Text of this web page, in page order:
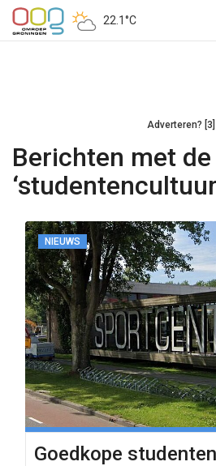
22.1°C
Adverteren? [3]
Berichten met
NIEUWS
Goedkope